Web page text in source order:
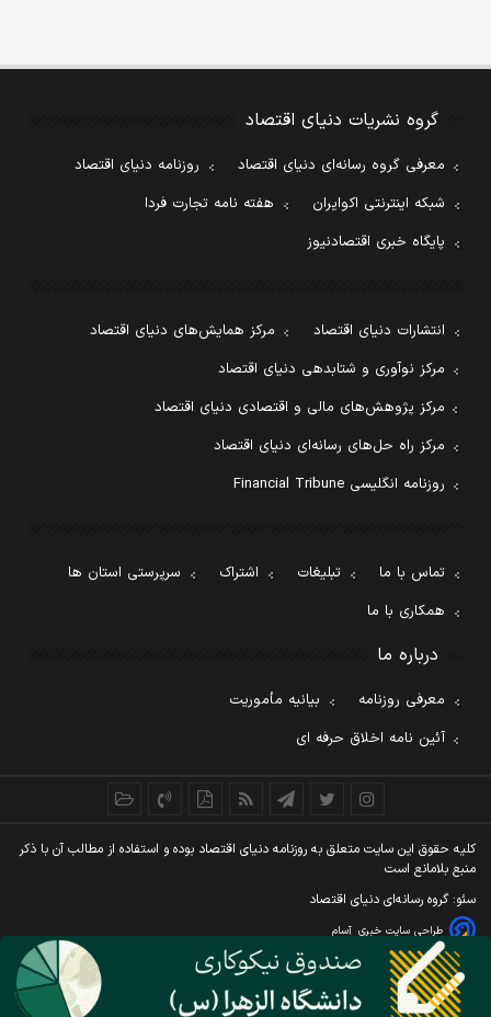
گروه نشریات دنیای اقتصاد
معرفی گروه رسانه‌ای دنیای اقتصاد
روزنامه دنیای اقتصاد
شبکه اینترنتی اکوایران
هفته نامه تجارت فردا
پایگاه خبری اقتصادنیوز
انتشارات دنیای اقتصاد
مرکز همایش‌های دنیای اقتصاد
مرکز نوآوری و شتابدهی دنیای اقتصاد
مرکز پژوهش‌های مالی و اقتصادی دنیای اقتصاد
مرکز راه حل‌های رسانه‌ای دنیای اقتصاد
روزنامه انگلیسی Financial Tribune
تماس با ما تبلیغات اشتراک
سرپرستی استان ها
همکاری با ما
درباره ما
معرفی روزنامه
بیانیه مأموریت
آئین نامه اخلاق حرفه ای
کليه حقوق اين سايت متعلق به روزنامه دنيای اقتصاد بوده و استفاده از مطالب آن با ذکر
منبع بلامانع است
سئو: گروه رسانه‌ای دنیای اقتصاد
طراحی سایت خبری آسام